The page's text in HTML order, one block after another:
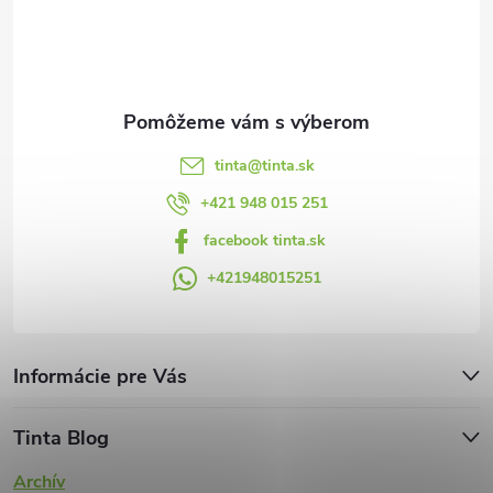
tinta@tinta.sk
+421 948 015 251
facebook tinta.sk
+421948015251
Informácie pre Vás
Tinta Blog
Archív